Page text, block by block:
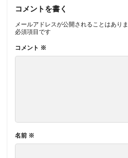
コメントを書く
メールアドレスが公開されることはありま
必須項目です
コメント ※
名前 ※